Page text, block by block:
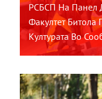
РСБСП На Панел
Факултет
Културата Во